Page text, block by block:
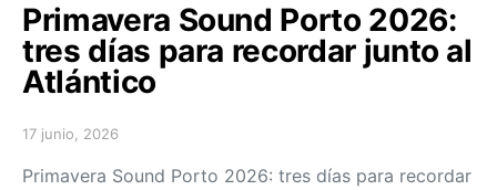
Primavera Sound Porto 2026:
tres días para recordar junto al
Atlántico
Posted on
17 junio, 2026
Primavera Sound Porto 2026: tres días para recordar